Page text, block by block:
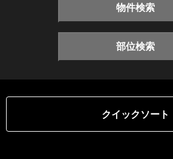
物件検索
部位検索
クイックソート